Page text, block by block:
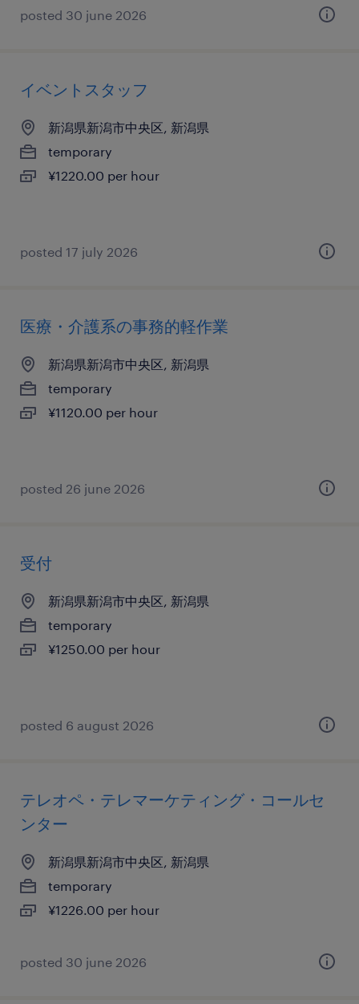
posted 30 june 2026
イベントスタッフ
新潟県新潟市中央区, 新潟県
temporary
¥1220.00 per hour
posted 17 july 2026
医療・介護系の事務的軽作業
新潟県新潟市中央区, 新潟県
temporary
¥1120.00 per hour
posted 26 june 2026
受付
新潟県新潟市中央区, 新潟県
temporary
¥1250.00 per hour
posted 6 august 2026
テレオペ・テレマーケティング・コールセ
ンター
新潟県新潟市中央区, 新潟県
temporary
¥1226.00 per hour
posted 30 june 2026